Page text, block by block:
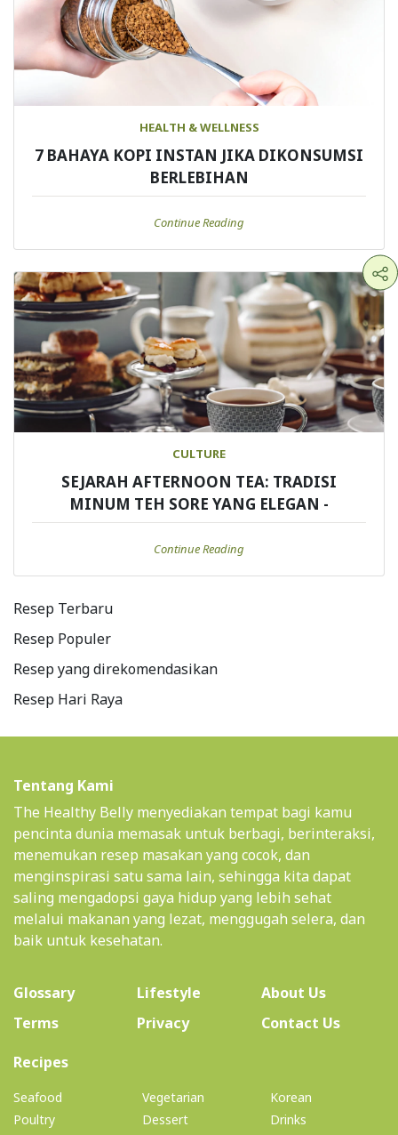
HEALTH & WELLNESS
7 BAHAYA KOPI INSTAN JIKA DIKONSUMSI
BERLEBIHAN
Continue Reading
CULTURE
SEJARAH AFTERNOON TEA: TRADISI
MINUM TEH SORE YANG ELEGAN -
Continue Reading
Resep Terbaru
Resep Populer
Resep yang direkomendasikan
Resep Hari Raya
Tentang Kami
The Healthy Belly menyediakan tempat bagi kamu
pencinta dunia memasak untuk berbagi, berinteraksi,
menemukan resep masakan yang cocok, dan
menginspirasi satu sama lain, sehingga kita dapat
saling mengadopsi gaya hidup yang lebih sehat
melalui makanan yang lezat, menggugah selera, dan
baik untuk kesehatan.
Glossary Lifestyle About Us(current)
Terms
Privacy
Contact Us
Recipes(current)
Seafood
Poultry
Vegetarian
Dessert
Korean
Drinks